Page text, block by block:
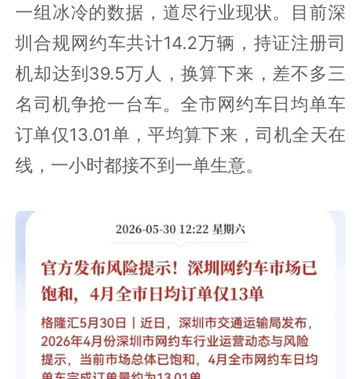
一组冰冷的数据，道尽行业现状。目前深
圳合规网约车共计14.2万辆，持证注册司
机却达到39.5万人，换算下来，差不多三
名司机争抢一台车。全市网约车日均单车
订单仅13.01单，平均算下来，司机全天在
线，一小时都接不到一单生意。